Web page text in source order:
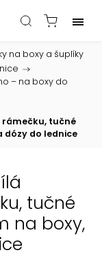
na boxy a šuplíky
/
– na boxy do
rámečku, tučné
dózy do lednice
tučné
na boxy,